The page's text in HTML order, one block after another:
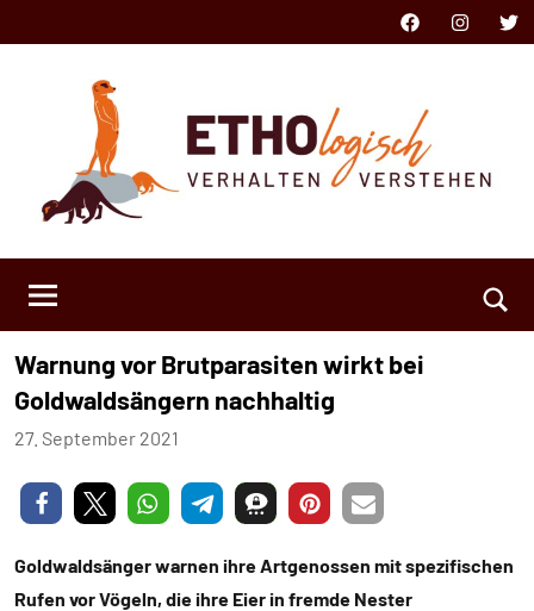
Inhalt
FacebookInstagram
Warnung vor Brutparasiten wirkt bei
Goldwaldsängern nachhaltig
27. September 2021
Niklas
Kästner
Keine
Kommentare
Goldwaldsänger warnen ihre Artgenossen mit spezifischen
Rufen vor Vögeln, die ihre Eier in fremde Nester